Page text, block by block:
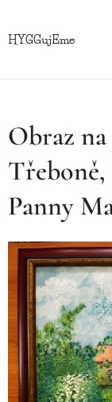
HYGGujEme
Obraz
Třeboně,
Panny